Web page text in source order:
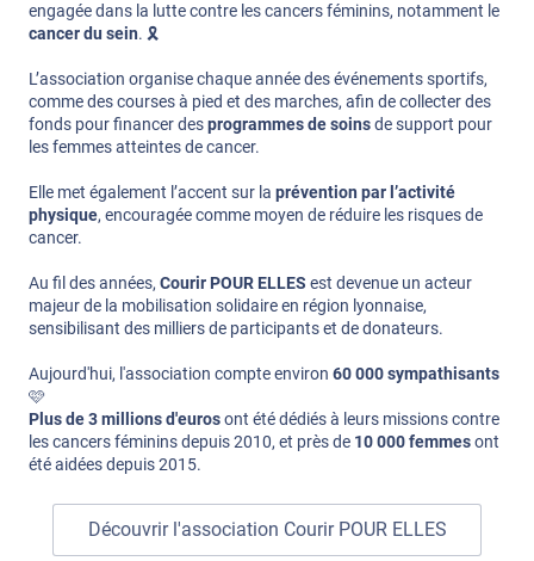
engagée dans la lutte contre les cancers féminins, notamment le
cancer du sein. 🎗️
L’association organise chaque année des événements sportifs,
comme des courses à pied et des marches, afin de collecter des
fonds pour financer desprogrammes de soinsde support pour
les femmes atteintes de cancer.
Elle met également l’accent sur la prévention par l’activité
physique, encouragée comme moyen de réduire les risques de
cancer.
Au fil des années, Courir POUR ELLES est devenue un acteur
majeur de la mobilisation solidaire en région lyonnaise,
sensibilisant des milliers de participants et de donateurs.
Aujourd'hui, l'association compte environ 60 000 sympathisants
🩷
Plus de 3 millions d'eurosont été dédiés à leurs missions contre
les cancers féminins depuis 2010, et près de 10 000 femmesont
été aidées depuis 2015.
Découvrir l'association Courir POUR ELLES